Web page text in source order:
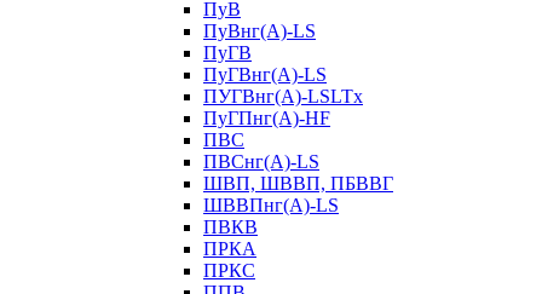
ПуВ
ПуВнг(А)-LS
ПуГВ
ПуГВнг(А)-LS
ПУГВнг(А)-LSLTx
ПуГПнг(А)-HF
ПВС
ПВСнг(А)-LS
ШВП, ШВВП, ПБВВГ
ШВВПнг(А)-LS
ПВКВ
ПРКА
ПРКС